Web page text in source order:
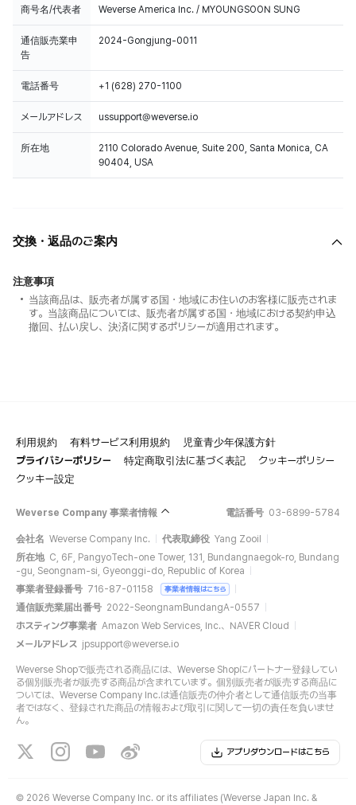
商号名/代表者 Weverse America Inc. / MYOUNGSOON SUNG
通信販売業申
告
2024-Gongjung-0011
電話番号 +1 (628) 270-1100
メールアドレス ussupport@weverse.io
所在地
2110 Colorado Avenue, Suite 200, Santa Monica, CA
90404, USA
交換・返品のご案内
注意事項
当該商品は、販売者が属する国・地域にお住いのお客様に販売されま
す。当該商品については、販売者が属する国・地域における契約申込
撤回、払い戻し、決済に関するポリシーが適用されます。
利用規約 有料サービス利用規約
児童青少年保護方針
プライバシーポリシー
特定商取引法に基づく表記
クッキーポリシー
クッキー設定
Weverse Company 事業者情報 電話番号 03-6899-5784
会社名 Weverse Company Inc. 代表取締役 Yang Zooil
所在地 C, 6F, PangyoTech-one Tower, 131, Bundangnaegok-ro, Bundang
-gu, Seongnam-si, Gyeonggi-do, Republic of Korea
事業者登録番号 716-87-01158 事業者情報はこちら
通信販売業届出番号 2022-SeongnamBundangA-0557
ホスティング事業者 Amazon Web Services, Inc.、NAVER Cloud
メールアドレス jpsupport@weverse.io
Weverse Shopで販売される商品には、Weverse Shopにパートナー登録してい
る個別販売者が販売する商品が含まれています。個別販売者が販売する商品に
ついては、Weverse Company Inc.は通信販売の仲介者として通信販売の当事
者ではなく、登録された商品の情報および取引に関して一切の責任を負いませ
ん。
アプリダウンロードはこちら
© 2026 Weverse Company Inc. or its affiliates (Weverse Japan Inc. &